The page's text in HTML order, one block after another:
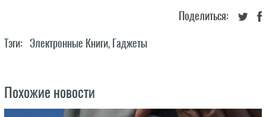
Поделиться:
Тэги: Электронные Книги, Гаджеты
Похожие новости